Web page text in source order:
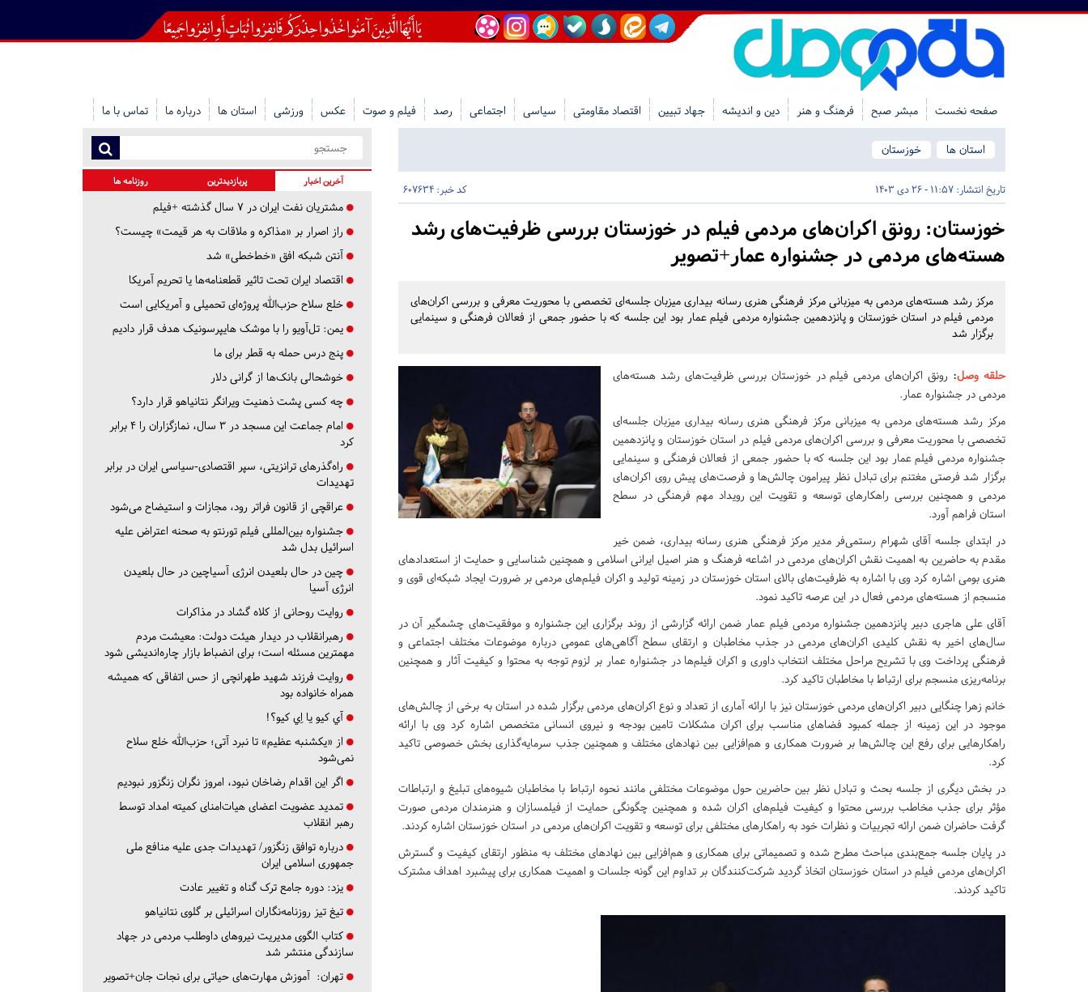
صفحه نخست مبشر صبح فرهنگ و هنر دین و اندیشه جهاد تبیین اقتصاد مقاومتی سیاسی اجتماعی رصد فیلم و صوت عکس ورزشی استان ها درباره ما تماس با ما
استان ها خوزستان
تاریخ انتشار: 11:57 - 26 دی 1403 کد خبر: 607634
خوزستان: رونق اکران‌های مردمی فیلم در خوزستان بررسی ظرفیت‌های رشد
هسته‌های مردمی در جشنواره عمار+تصویر
مرکز رشد هسته‌های مردمی به میزبانی مرکز فرهنگی هنری رسانه بیداری میزبان جلسه‌ای تخصصی با محوریت معرفی و بررسی اکران‌های
مردمی فیلم در استان خوزستان و پانزدهمین جشنواره مردمی فیلم عمار بود این جلسه که با حضور جمعی از فعالان فرهنگی و سینمایی
برگزار شد
حلقه وصل: رونق اکران‌های مردمی فیلم در خوزستان بررسی ظرفیت‌های رشد هسته‌های
مردمی در جشنواره عمار.
مرکز رشد هسته‌های مردمی به میزبانی مرکز فرهنگی هنری رسانه بیداری میزبان جلسه‌ای
تخصصی با محوریت معرفی و بررسی اکران‌های مردمی فیلم در استان خوزستان و پانزدهمین
جشنواره مردمی فیلم عمار بود این جلسه که با حضور جمعی از فعالان فرهنگی و سینمایی
برگزار شد فرصتی مغتنم برای تبادل نظر پیرامون چالش‌ها و فرصت‌های پیش روی اکران‌های
مردمی و همچنین بررسی راهکارهای توسعه و تقویت این رویداد مهم فرهنگی در سطح
استان فراهم آورد.
در ابتدای جلسه آقای شهرام رستمی‌فر مدیر مرکز فرهنگی هنری رسانه بیداری، ضمن خیر
مقدم به حاضرین به اهمیت نقش اکران‌های مردمی در اشاعه فرهنگ و هنر اصیل ایرانی اسلامی و همچنین شناسایی و حمایت از استعدادهای
هنری بومی اشاره کرد وی با اشاره به ظرفیت‌های بالای استان خوزستان در زمینه تولید و اکران فیلم‌های مردمی بر ضرورت ایجاد شبکه‌ای قوی و
منسجم از هسته‌های مردمی فعال در این عرصه تاکید نمود.
آقای علی هاجری دبیر پانزدهمین جشنواره مردمی فیلم عمار ضمن ارائه گزارشی از روند برگزاری این جشنواره و موفقیت‌های چشمگیر آن در
سال‌های اخیر به نقش کلیدی اکران‌های مردمی در جذب مخاطبان و ارتقای سطح آگاهی‌های عمومی درباره موضوعات مختلف اجتماعی و
فرهنگی پرداخت وی با تشریح مراحل مختلف انتخاب داوری و اکران فیلم‌ها در جشنواره عمار بر لزوم توجه به محتوا و کیفیت آثار و همچنین
برنامه‌ریزی منسجم برای ارتباط با مخاطبان تاکید کرد.
خانم زهرا چنگایی دبیر اکران‌های مردمی خوزستان نیز با ارائه آماری از تعداد و نوع اکران‌های مردمی برگزار شده در استان به برخی از چالش‌های
موجود در این زمینه از جمله کمبود فضاهای مناسب برای اکران مشکلات تامین بودجه و نیروی انسانی متخصص اشاره کرد وی با ارائه
راهکارهایی برای رفع این چالش‌ها بر ضرورت همکاری و هم‌افزایی بین نهادهای مختلف و همچنین جذب سرمایه‌گذاری بخش خصوصی تاکید
کرد.
در بخش دیگری از جلسه بحث و تبادل نظر بین حاضرین حول موضوعات مختلفی مانند نحوه ارتباط با مخاطبان شیوه‌های تبلیغ و ارتباطات
مؤثر برای جذب مخاطب بررسی محتوا و کیفیت فیلم‌های اکران شده و همچنین چگونگی حمایت از فیلمسازان و هنرمندان مردمی صورت
گرفت حاضران ضمن ارائه تجربیات و نظرات خود به راهکارهای مختلفی برای توسعه و تقویت اکران‌های مردمی در استان خوزستان اشاره کردند.
در پایان جلسه جمع‌بندی مباحث مطرح شده و تصمیماتی برای همکاری و هم‌افزایی بین نهادهای مختلف به منظور ارتقای کیفیت و گسترش
اکران‌های مردمی فیلم در استان خوزستان اتخاذ گردید شرکت‌کنندگان بر تداوم این گونه جلسات و اهمیت همکاری برای پیشبرد اهداف مشترک
تاکید کردند.
آخرین اخبار پربازدیدترین روزنامه ها
مشتریان نفت ایران در ۷ سال گذشته +فیلم
راز اصرار بر «مذاکره و ملاقات به هر قیمت» چیست؟
آنتن شبکه افق «خط‌خطی» شد
اقتصاد ایران تحت تاثیر قطعنامه‌ها یا تحریم‌ آمریکا
خلع سلاح حزب‌الله پروژه‌ای تحمیلی و آمریکایی است
یمن: تل‌آویو را با موشک هایپرسونیک هدف قرار دادیم
پنج درس‌ حمله به قطر برای ما
خوشحالی بانک‌ها از گرانی دلار
چه کسی پشت ذهنیت ویرانگر نتانیاهو قرار دارد؟
امام جماعت این مسجد در ۳ سال، نمازگزاران را ۴ برابر
کرد
راه‌گذرهای ترانزیتی، سپر اقتصادی-سیاسی ایران در برابر
تهدیدات
عراقچی از قانون فراتر رود، مجازات و استیضاح می‌شود
جشنواره بین‌المللی فیلم تورنتو به صحنه اعتراض علیه
اسرائیل بدل شد
چین در حال بلعیدن انرژی آسیاچین در حال بلعیدن
انرژی آسیا
روایت روحانی از کلاه گشاد در مذاکرات
رهبرانقلاب در دیدار هیئت دولت: معیشت مردم
مهمترین مسئله است؛ برای انضباط بازار چاره‌اندیشی شود
روایت فرزند شهید طهرانچی از حس اتفاقی که همیشه
همراه خانواده بود
آي كيو يا اِي كيو؟!
از «یکشنبه عظیم» تا نبرد آتی؛ حزب‌الله خلع سلاح
نمی‌شود
اگر این اقدام رضاخان نبود، امروز نگران زنگزور نبودیم
تمدید عضویت اعضای هیات‌امنای کمیته امداد توسط
رهبر انقلاب
درباره توافق زنگزور/ تهدیدات جدی علیه منافع ملی
جمهوری اسلامی ایران
یزد: دوره جامع ترک گناه و تغییر عادت
تیغ تیز روزنامه‌نگاران اسرائیلی بر گلوی نتانیاهو
کتاب الگوی مدیریت نیروهای داوطلب مردمی در جهاد
سازندگی منتشر شد
تهران: آموزش مهارت‌های حیاتی برای نجات جان+تصویر